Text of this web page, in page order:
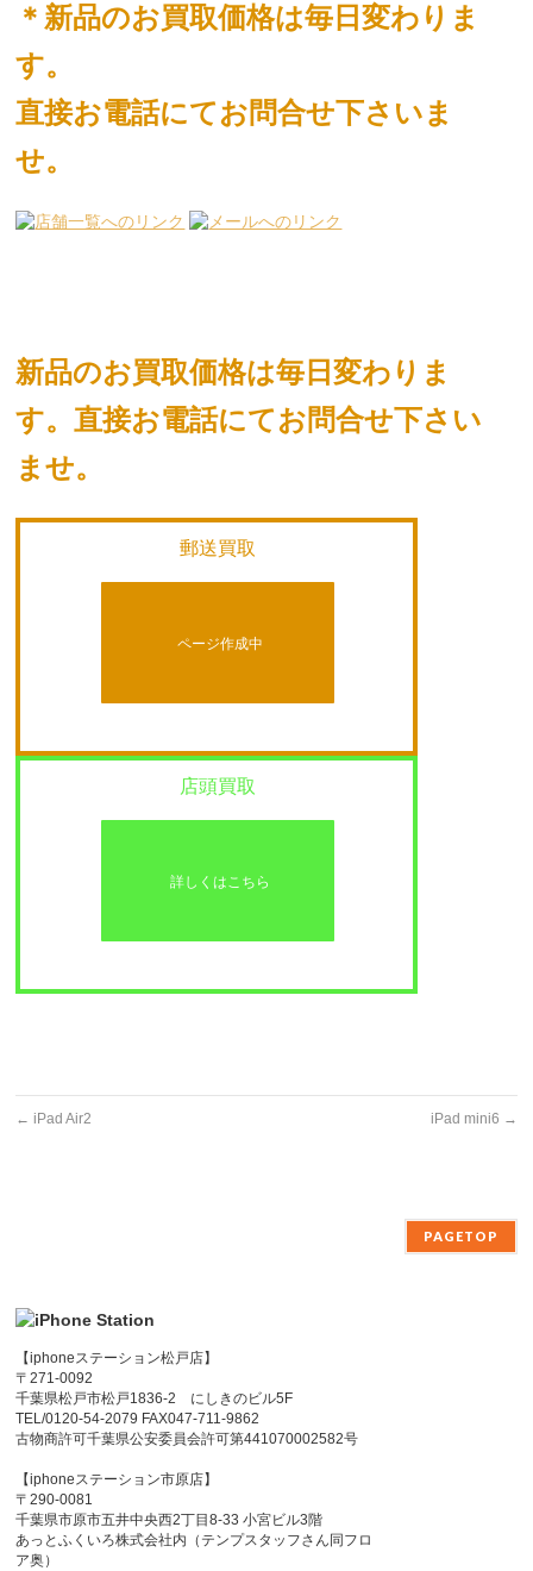
＊新品のお買取価格は毎日変わりま
す。
直接お電話にてお問合せ下さいま
せ。
新品のお買取価格は毎日変わりま
す。 直接お電話にてお問合せ下さい
ませ。
郵送買取
ページ作成中
店頭買取
詳しくはこちら
← iPad Air2 iPad mini6 →
PAGETOP
【iphoneステーション松戸店】
〒271-0092
千葉県松戸市松戸1836-2 にしきのビル5F
TEL/0120-54-2079 FAX047-711-9862
古物商許可千葉県公安委員会許可第441070002582号
【iphoneステーション市原店】
〒290-0081
千葉県市原市五井中央西2丁目8-33 小宮ビル3階
あっとふくいろ株式会社内（テンプスタッフさん同フロ
ア奥）